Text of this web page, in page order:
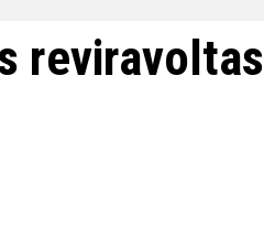
reviravoltas